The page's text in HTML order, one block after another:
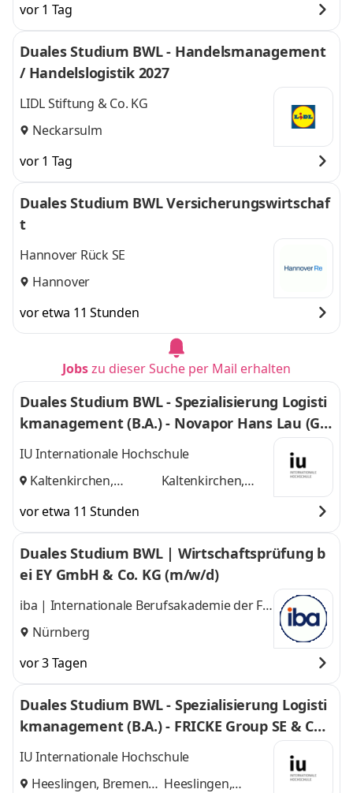
vor 1 Tag
Duales Studium BWL - Handelsmanagement
/ Handelslogistik 2027
LIDL Stiftung & Co. KG
Neckarsulm
vor 1 Tag
Duales Studium BWL Versicherungswirtschaf
t
Hannover Rück SE
Hannover
vor etwa 11 Stunden
Jobszu dieser Suche per Mail erhalten
Duales Studium BWL - Spezialisierung Logisti
kmanagement (B.A.) - Novapor Hans Lau (G
mbH & Co) KG
IU Internationale Hochschule
Kaltenkirchen,
Kaltenkirchen,
vor etwa 11 Stunden
Duales Studium BWL | Wirtschaftsprüfung b
ei EY GmbH & Co. KG (m/w/d)
iba | Internationale Berufsakademie der F +
U Unternehmensgruppe gGmbH
Nürnberg
vor 3 Tagen
Duales Studium BWL - Spezialisierung Logisti
kmanagement (B.A.) - FRICKE Group SE & Co.
KG
IU Internationale Hochschule
Heeslingen, Bremen
Heeslingen,